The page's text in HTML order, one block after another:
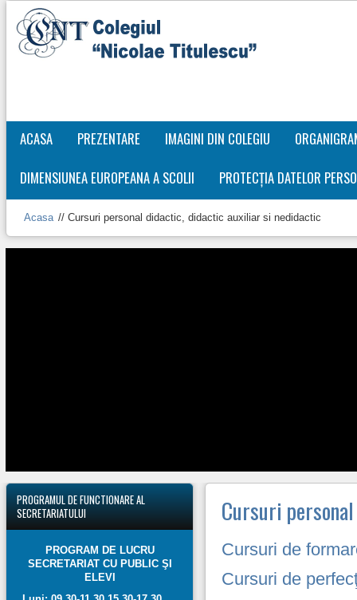
ACASA PREZENTARE IMAGINI DIN COLEGIU
DIMENSIUNEA EUROPEANA A SCOLII
PROTECȚIA DATELOR
Acasa // Cursuri personal didactic, didactic auxiliar si nedidactic
Cursuri
Cursuri de
Cursuri de
PROGRAMULDE FUNCTIONARE AL
SECRETARIATULUI
PROGRAM DE LUCRU
SECRETARIAT CU PUBLIC ŞI
ELEVI